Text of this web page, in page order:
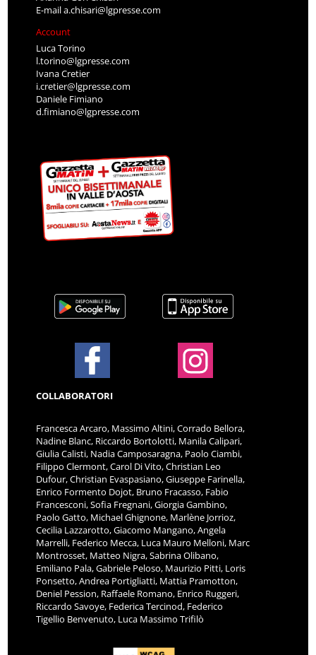
E-maila.chisari@lgpresse.com
Account
Luca Torino
l.torino@lgpresse.com
Ivana Cretier
i.cretier@lgpresse.com
Daniele Fimiano
d.fimiano@lgpresse.com
COLLABORATORI
Francesca Arcaro, Massimo Altini, Corrado Bellora,
Nadine Blanc, Riccardo Bortolotti, Manila Calipari,
Giulia Calisti, Nadia Camposaragna, Paolo Ciambi,
Filippo Clermont, Carol Di Vito, Christian Leo
Dufour, Christian Evaspasiano, Giuseppe Farinella,
Enrico Formento Dojot, Bruno Fracasso, Fabio
Francesconi, Sofia Fregnani, Giorgia Gambino,
Paolo Gatto, Michael Ghignone, Marlène Jorrioz,
Cecilia Lazzarotto, Giacomo Mangano, Angela
Marrelli, Federico Mecca, Luca Mauro Melloni, Marc
Montrosset, Matteo Nigra, Sabrina Olibano,
Emiliano Pala, Gabriele Peloso, Maurizio Pitti, Loris
Ponsetto, Andrea Portigliatti, Mattia Pramotton,
Deniel Pession, Raffaele Romano, Enrico Ruggeri,
Riccardo Savoye, Federica Tercinod, Federico
Tigellio Benvenuto, Luca Massimo Trifilò